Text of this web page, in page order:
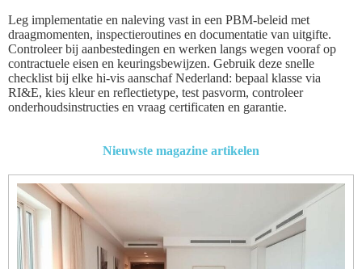
Leg implementatie en naleving vast in een PBM‑beleid met
draagmomenten, inspectieroutines en documentatie van uitgifte.
Controleer bij aanbestedingen en werken langs wegen vooraf op
contractuele eisen en keuringsbewijzen. Gebruik deze snelle
checklist bij elke hi-vis aanschaf Nederland: bepaal klasse via
RI&E, kies kleur en reflectietype, test pasvorm, controleer
onderhoudsinstructies en vraag certificaten en garantie.
Nieuwste magazine artikelen